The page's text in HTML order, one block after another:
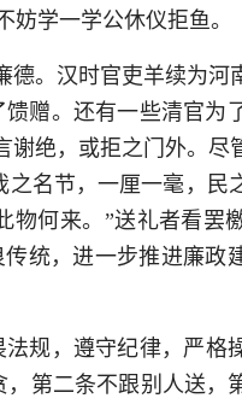
学一学公休仪拒鱼。
德。汉时官吏羊续为河
赠。还有一些清官为
谢绝，或拒之门外。尽
名节，一厘一毫，民
何来。”送礼者看罢
统，进一步推进廉政
规，遵守纪律，严格
第二条不跟别人送，